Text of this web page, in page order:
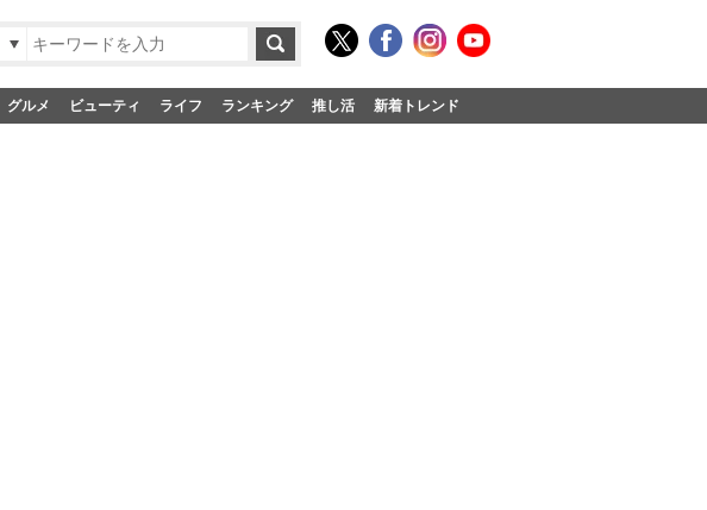
グルメ ビューティ ライフ ランキング 推し活 新着トレンド